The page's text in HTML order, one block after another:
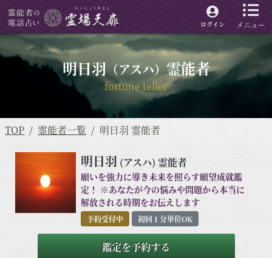
メニュー
ログイン
明日羽（アスハ）霊能者
fortune teller
TOP 霊能者一覧 明日羽 霊能者
明日羽 (アスハ) 霊能者
願いを強力に導き未来を照らす願望成就鑑
定！ ※あなたが今の悩みや問題から本当に
解放される時期をお伝えします
予約受付中 初回１分単位OK
鑑定を予約する